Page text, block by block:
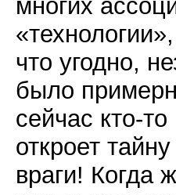
многих
что угодно,
было
сейчас кто-
откроет
враги! Когда